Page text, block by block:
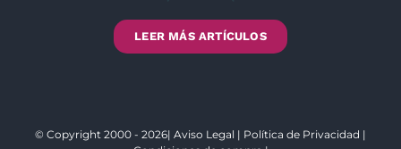
LEER MÁS ARTÍCULOS
© Copyright 2000 - 2026| Aviso Legal | Política de Privacidad |